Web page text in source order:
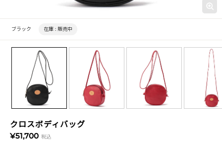
クロスボディバッグ
¥51,700 税込
ブラック 在庫 : 販売中